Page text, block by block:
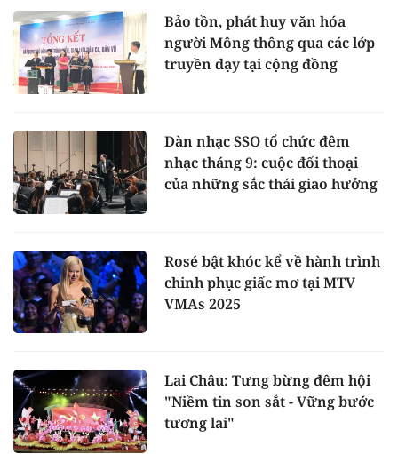
Bảo tồn, phát huy văn hóa
người Mông thông qua các lớp
truyền dạy tại cộng đồng
Dàn nhạc SSO tổ chức đêm
nhạc tháng 9: cuộc đối thoại
của những sắc thái giao hưởng
Rosé bật khóc kể về hành trình
chinh phục giấc mơ tại MTV
VMAs 2025
Lai Châu: Tưng bừng đêm hội
"Niềm tin son sắt - Vững bước
tương lai"